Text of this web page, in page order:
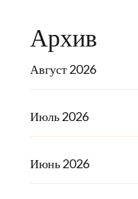
Архив
Август 2026
Июль 2026
Июнь 2026